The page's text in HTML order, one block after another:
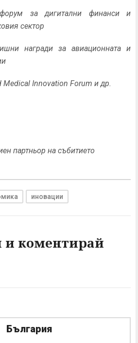
за дигитални финанси и
сектор
награди за авиационната и
Medical Innovation Forum и др.
партньор на събитието
иновации
и коментирай
България